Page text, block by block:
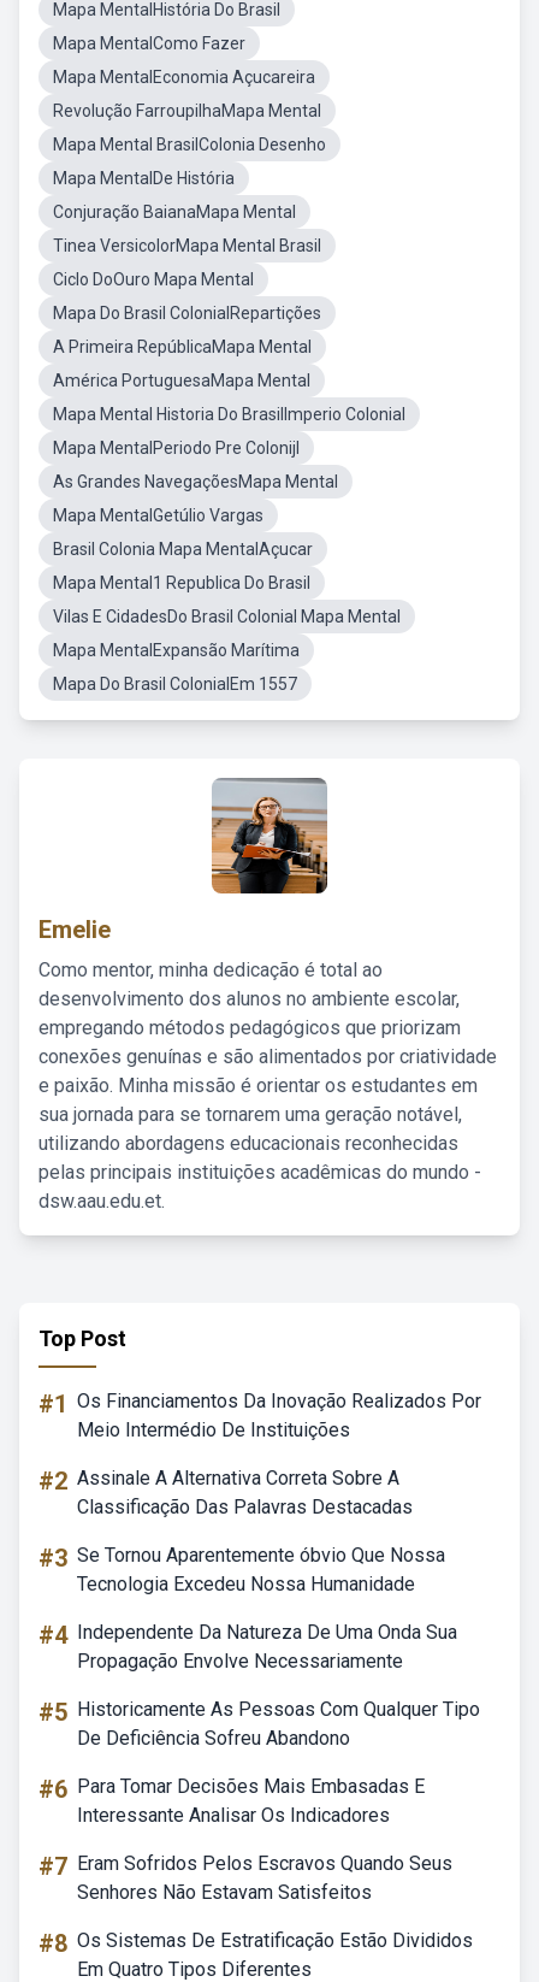
Mapa MentalHistória Do Brasil
Mapa MentalComo Fazer
Mapa MentalEconomia Açucareira
Revolução FarroupilhaMapa Mental
Mapa Mental BrasilColonia Desenho
Mapa MentalDe História
Conjuração BaianaMapa Mental
Tinea VersicolorMapa Mental Brasil
Ciclo DoOuro Mapa Mental
Mapa Do Brasil ColonialRepartições
A Primeira RepúblicaMapa Mental
América PortuguesaMapa Mental
Mapa Mental Historia Do BrasilImperio Colonial
Mapa MentalPeriodo Pre Colonijl
As Grandes NavegaçõesMapa Mental
Mapa MentalGetúlio Vargas
Brasil Colonia Mapa MentalAçucar
Mapa Mental1 Republica Do Brasil
Vilas E CidadesDo Brasil Colonial Mapa Mental
Mapa MentalExpansão Marítima
Mapa Do Brasil ColonialEm 1557
Emelie
Como mentor, minha dedicação é total ao
desenvolvimento dos alunos no ambiente escolar,
empregando métodos pedagógicos que priorizam
conexões genuínas e são alimentados por criatividade
e paixão. Minha missão é orientar os estudantes em
sua jornada para se tornarem uma geração notável,
utilizando abordagens educacionais reconhecidas
pelas principais instituições acadêmicas do mundo -
dsw.aau.edu.et.
Top Post
#1 Os Financiamentos Da Inovação Realizados Por
Meio Intermédio De Instituições
#2 Assinale A Alternativa Correta Sobre A
Classificação Das Palavras Destacadas
#3 Se Tornou Aparentemente óbvio Que Nossa
Tecnologia Excedeu Nossa Humanidade
#4 Independente Da Natureza De Uma Onda Sua
Propagação Envolve Necessariamente
#5 Historicamente As Pessoas Com Qualquer Tipo
De Deficiência Sofreu Abandono
#6 Para Tomar Decisões Mais Embasadas E
Interessante Analisar Os Indicadores
#7 Eram Sofridos Pelos Escravos Quando Seus
Senhores Não Estavam Satisfeitos
#8 Os Sistemas De Estratificação Estão Divididos
Em Quatro Tipos Diferentes